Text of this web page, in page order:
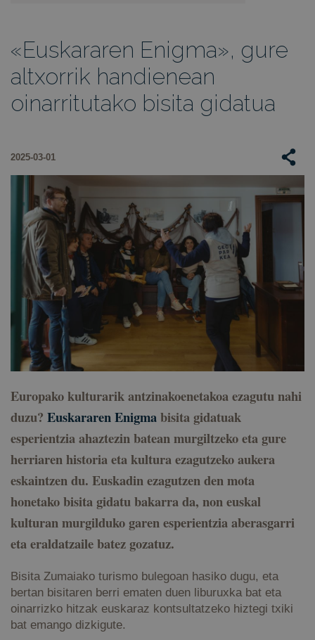
«Euskararen Enigma», gure
altxorrik handienean
oinarritutako bisita gidatua
2025-03-01
Europako kulturarik antzinakoenetakoa ezagutu nahi
duzu? Euskararen Enigmabisita gidatuak
esperientzia ahaztezin batean murgiltzeko eta gure
herriaren historia eta kultura ezagutzeko aukera
eskaintzen du. Euskadin ezagutzen den mota
honetako bisita gidatu bakarra da, non euskal
kulturan murgilduko garen esperientzia aberasgarri
eta eraldatzaile batez gozatuz.
Bisita Zumaiako turismo bulegoan hasiko dugu, eta
bertan bisitaren berri ematen duen liburuxka bat eta
oinarrizko hitzak euskaraz kontsultatzeko hiztegi txiki
bat emango dizkigute.